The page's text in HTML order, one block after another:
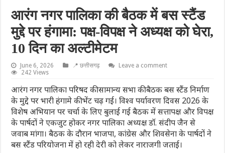
आरंग नगर पालिका की बैठक में बस स्टैंड
मुद्दे पर हंगामा: पक्ष-विपक्ष ने अध्यक्ष को घेरा,
10 दिन का अल्टीमेटम
June 6, 2026 📍 छत्तीसगढ़
Leave a comment
242 Views
आरंग नगर पालिका परिषद की सामान्य सभा की बैठक बस स्टैंड निर्माण
के मुद्दे पर भारी हंगामे की भेंट चढ़ गई। विश्व पर्यावरण दिवस 2026 के
विशेष अभियान पर चर्चा के लिए बुलाई गई बैठक में सत्तापक्ष और विपक्ष
के पार्षदों ने एकजुट होकर नगर पालिका अध्यक्ष डॉ. संदीप जैन से
जवाब मांगा। बैठक के दौरान भाजपा, कांग्रेस और शिवसेना के पार्षदों ने
बस स्टैंड परियोजना में हो रही देरी को लेकर नाराजगी जताई।